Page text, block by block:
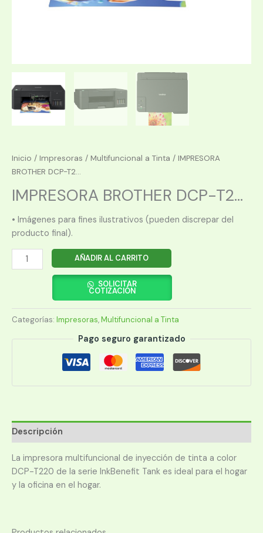
Inicio / Impresoras / Multifuncional a Tinta / IMPRESORA
BROTHER DCP-T2...
IMPRESORA BROTHER DCP-T2...
• Imágenes para fines ilustrativos (pueden discrepar del
producto final).
IMPRESORA
BROTHER
MULTIFUNCION
INKBENEFIT
AÑADIR AL CARRITO
SOLICITAR
COTIZACIÓN
Categorías: Impresoras,Multifuncional a Tinta
Pago seguro garantizado
Descripción
La impresora multifuncional de inyección de tinta a color
DCP-T220 de la serie InkBenefit Tank es ideal para el hogar
y la oficina en el hogar.